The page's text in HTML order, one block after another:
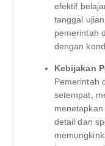
efektif
tanggal
pemerintah
dengan
Kebijakan
Pemerintah
setempat,
detail dan